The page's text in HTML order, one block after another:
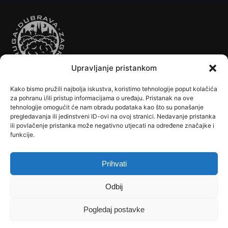
Upravljanje pristankom
Kako bismo pružili najbolja iskustva, koristimo tehnologije poput kolačića
za pohranu i/ili pristup informacijama o uređaju. Pristanak na ove
tehnologije omogućit će nam obradu podataka kao što su ponašanje
pregledavanja ili jedinstveni ID-ovi na ovoj stranici. Nedavanje pristanka
ili povlačenje pristanka može negativno utjecati na određene značajke i
funkcije.
Prihvati
Odbij
Pogledaj postavke
Autobusi Automobilizam Biciklizam
Borilački Sportovi
Cookie Policy (EU)
Crkve, samostani i župni uredi
Dječji vrtići
Drugi sportovi
Društva, klubovi, savezi, udruge
Dubrava u Srcu
Edukacija
Tramvaji